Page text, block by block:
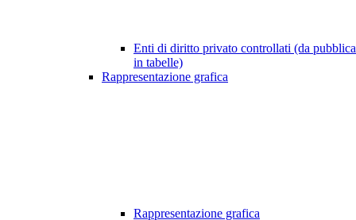
Enti di diritto privato controllati (da
in tabelle)
Rappresentazione grafica
Rappresentazione grafica